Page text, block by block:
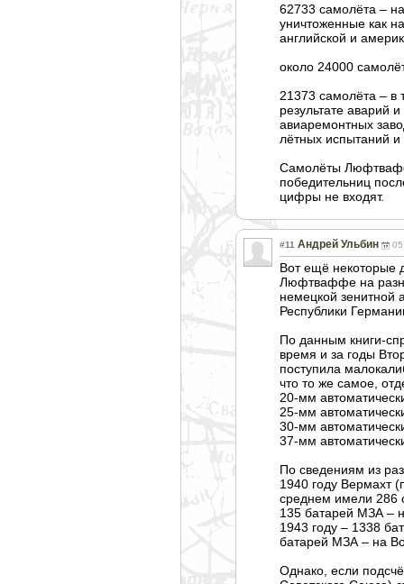
62733 самолёта –
уничтоженные как
английской и
около 24000
21373 самолёта – в
результате аварий
авиаремонтных
лётных испытаний и
Самолёты
победительниц
цифры не входят.
#11 Андрей Ульбин
Вот ещё некоторые
Люфтваффе на
немецкой зенитной
Республики
По данным книги-
время и за годы
поступила
что то же самое,
20-мм
25-мм
30-мм
37-мм
По сведениям из
1940 году Вермахт
среднем имели 286
135 батарей МЗА –
1943 году – 1338
батарей МЗА – на
Однако, если